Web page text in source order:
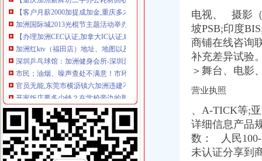
加洲国际城2013光棍节主题活动举办-导购-眉山乐居网
【办理加洲CEC认证,加拿大IC认证,欧洲ERP认证】价格_厂家_图
加洲红ktv（福田店）地址、地图以及周边公交_查查吧
深圳乒乓球馆：加洲健身会所-深圳爱问分类
市民；油烟、噪声查处不满意！市环保局现场办公；当场拍板；月底解
官员无能,东莞市横沥镇六加洲违建不处理_【微信:ugucci】香奈尔
开家饭店要多少钱？在学校旁边的那种,现在开还可以吗？哟啊办什么
中美之间的差距,转贴来自天涯经济论坛-广州搜狐焦点
818我的现任和前夫,说说中美两国男人的异同,外加请教工作问题。
因本人怀孕,急转让一张刚办的杰司健身卡（加洲光）-Powered
北京兰迪花卉精品有限公司等35户外商投资企业被依法吊销营业执照
欢乐举办加洲DIY风筝购房送美金
重庆有哪些宠物店,分别在哪_搜问问
电视、 摄影（
坡PSB;印度
商铺在线咨询
补充差异试验
＞舞台、电影
营业执照
、A-TICK等;
详细信息产品
数：
人民
未认证分享到